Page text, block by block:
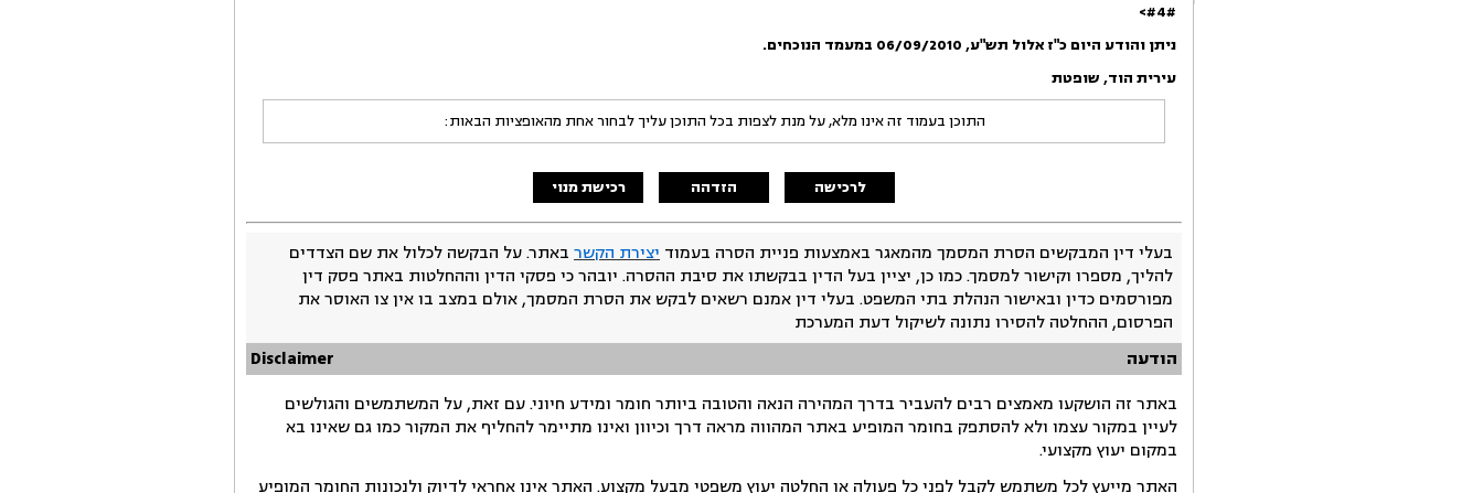
#4#>
ניתן והודע היום כ"ז אלול תש"ע,
06/09/2010 במעמד הנוכחים.
עירית הוד, שופטת
התוכן בעמוד זה אינו מלא, על מנת לצפות בכל התוכן עליך לבחור אחת מהאופציות הבאות:
לרכישה הזדהה רכישת מנוי
בעלי דין המבקשים הסרת המסמך מהמאגר באמצעות פניית הסרה בעמוד יצירת הקשר באתר. על הבקשה לכלול את שם הצדדים
להליך, מספרו וקישור למסמך. כמו כן, יציין בעל הדין בבקשתו את סיבת ההסרה. יובהר כי פסקי הדין וההחלטות באתר פסק דין
מפורסמים כדין ובאישור הנהלת בתי המשפט. בעלי דין אמנם רשאים לבקש את הסרת המסמך, אולם במצב בו אין צו האוסר את
הפרסום, ההחלטה להסירו נתונה לשיקול דעת המערכת
הודעה
Disclaimer
באתר זה הושקעו מאמצים רבים להעביר בדרך המהירה הנאה והטובה ביותר חומר ומידע חיוני. עם זאת, על המשתמשים והגולשים
לעיין במקור עצמו ולא להסתפק בחומר המופיע באתר המהווה מראה דרך וכיוון ואינו מתיימר להחליף את המקור כמו גם שאינו בא
במקום יעוץ מקצועי.
האתר מייעץ לכל משתמש לקבל לפני כל פעולה או החלטה יעוץ משפטי מבעל מקצוע. האתר אינו אחראי לדיוק ולנכונות החומר המופיע